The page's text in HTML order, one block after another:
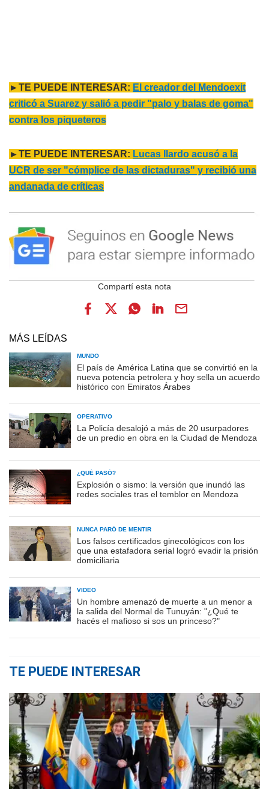
►TE PUEDE INTERESAR: El creador del Mendoexit
criticó a Suarez y salió a pedir "palo y balas de goma"
contra los piqueteros
►TE PUEDE INTERESAR: Lucas Ilardo acusó a la
UCR de ser "cómplice de las dictaduras" y recibió una
andanada de críticas
MÁS LEÍDAS
MUNDO
El país de América Latina que se convirtió en la
nueva potencia petrolera y hoy sella un acuerdo
histórico con Emiratos Árabes
OPERATIVO
La Policía desalojó a más de 20 usurpadores
de un predio en obra en la Ciudad de Mendoza
¿QUÉ PASÓ?
Explosión o sismo: la versión que inundó las
redes sociales tras el temblor en Mendoza
NUNCA PARÓ DE MENTIR
Los falsos certificados ginecológicos con los
que una estafadora serial logró evadir la prisión
domiciliaria
VIDEO
Un hombre amenazó de muerte a un menor a
la salida del Normal de Tunuyán: "¿Qué te
hacés el mafioso si sos un princeso?"
TE PUEDE INTERESAR